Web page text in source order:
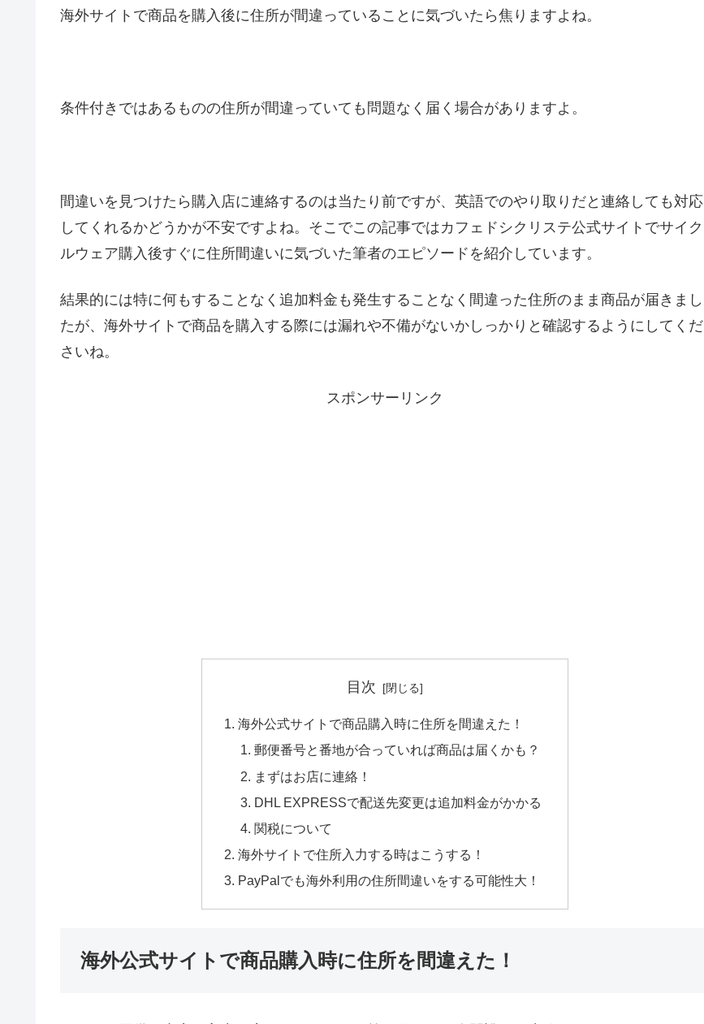
海外サイトで商品を購入後に住所が間違っていることに気づいたら焦りますよね。
条件付きではあるものの住所が間違っていても問題なく届く場合がありますよ。
間違いを見つけたら購入店に連絡するのは当たり前ですが、英語でのやり取りだと連絡しても対応
してくれるかどうかが不安ですよね。そこでこの記事ではカフェドシクリステ公式サイトでサイク
ルウェア購入後すぐに住所間違いに気づいた筆者のエピソードを紹介しています。
結果的には特に何もすることなく追加料金も発生することなく間違った住所のまま商品が届きまし
たが、海外サイトで商品を購入する際には漏れや不備がないかしっかりと確認するようにしてくだ
さいね。
スポンサーリンク
目次
海外公式サイトで商品購入時に住所を間違えた！
郵便番号と番地が合っていれば商品は届くかも？
まずはお店に連絡！
DHL EXPRESSで配送先変更は追加料金がかかる
関税について
海外サイトで住所入力する時はこうする！
PayPalでも海外利用の住所間違いをする可能性大！
海外公式サイトで商品購入時に住所を間違えた！